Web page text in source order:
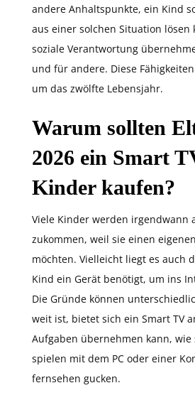
andere Anhaltspunkte, ein Kind
aus einer solchen Situation lösen
soziale Verantwortung
und für andere. Diese
um das zwölfte Lebensjahr.
Warum sollten
2026 ein Smart
Kinder kaufen?
Viele Kinder werden irgendwann
zukommen, weil sie einen
möchten. Vielleicht liegt es auch
Kind ein Gerät benötigt, um ins
Die Gründe können
weit ist, bietet sich ein Smart TV
Aufgaben übernehmen kann,
spielen mit dem PC oder einer
fernsehen gucken.